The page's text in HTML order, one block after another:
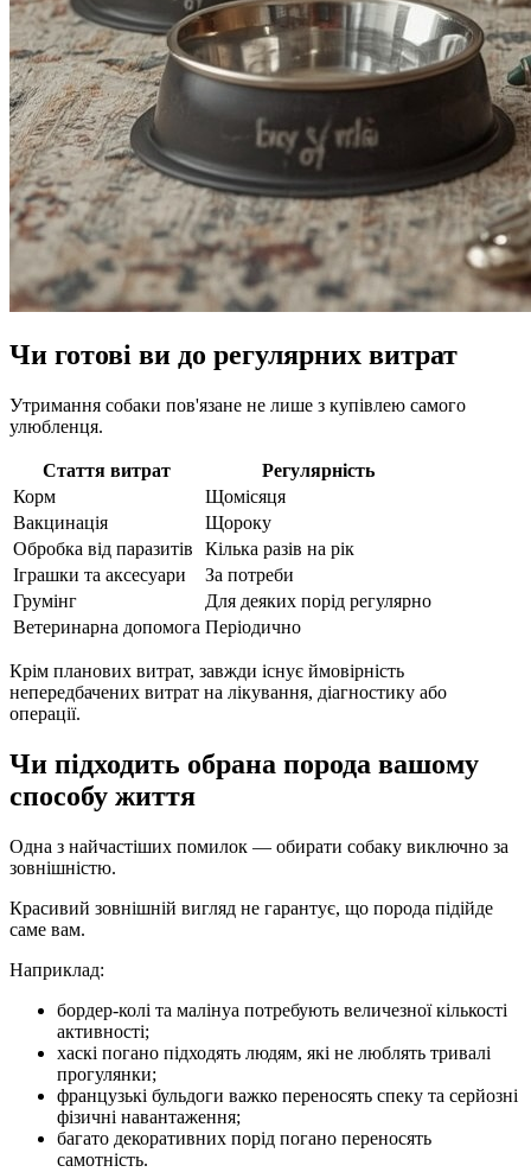
Чи готові ви до регулярних витрат
Утримання собаки пов'язане не лише з купівлею самого
улюбленця.
Стаття витрат
Регулярність
Корм
Щомісяця
Вакцинація
Щороку
Обробка від паразитів
Кілька разів на рік
Іграшки та аксесуари
За потреби
Грумінг
Для деяких порід регулярно
Ветеринарна допомога Періодично
Крім планових витрат, завжди існує ймовірність
непередбачених витрат на лікування, діагностику або
операції.
Чи підходить обрана порода вашому
способу життя
Одна з найчастіших помилок — обирати собаку виключно за
зовнішністю.
Красивий зовнішній вигляд не гарантує, що порода підійде
саме вам.
Наприклад:
бордер-колі та малінуа потребують величезної кількості
активності;
хаскі погано підходять людям, які не люблять тривалі
прогулянки;
французькі бульдоги важко переносять спеку та серйозні
фізичні навантаження;
багато декоративних порід погано переносять
самотність.